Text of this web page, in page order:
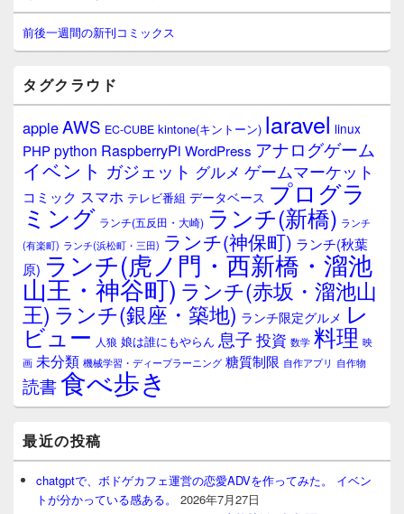
ン
サ
イ
ウ
ィ
ジ
ェ
ア
前後一週間の新刊コミックス
タグクラウド
appleAWS EC-CUBE kintone(キントーン) laravel linux
PHPpython RaspberryPi WordPress アナログゲーム
イベント ガジェット グルメ ゲームマーケット
コミック スマホ テレビ番組 データベース プログラ
ミング ランチ(五反田・大崎) ランチ(新橋) ランチ
(有楽町) ランチ(浜松町・三田) ランチ(神保町) ランチ(秋葉
原) ランチ(虎ノ門・西新橋・溜池
山王・神谷町) ランチ(赤坂・溜池山
王) ランチ(銀座・築地) ランチ限定グルメ レ
ビュー 人狼 娘は誰にもやらん 息子 投資 数学 料理 映
画 未分類 機械学習・ディープラーニング 糖質制限 自作アプリ 自作物
読書食べ歩き
最近の投稿
chatgptで、ボドゲカフェ運営の恋愛ADVを作ってみた。 イベン
トが分かっている感ある。
2026年7月27日